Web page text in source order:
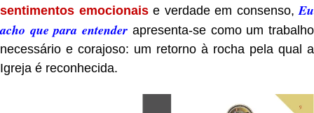
sentimentos emocionaise verdade em consenso, Eu
acho que para entender apresenta-se como um trabalho
necessário e corajoso: um retorno à rocha pela qual a
Igreja é reconhecida.